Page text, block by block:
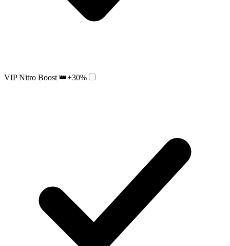
VIP Nitro Boost 👑+30%